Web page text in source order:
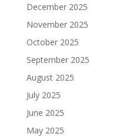
December 2025
November 2025
October 2025
September 2025
August 2025
July 2025
June 2025
May 2025